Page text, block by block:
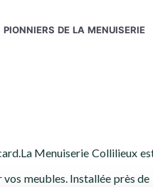
pionniers de la menuiserie
Menuiserie Collilieux
meubles. Installée près